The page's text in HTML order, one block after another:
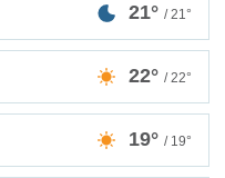
21° / 21°
22° / 22°
19° / 19°